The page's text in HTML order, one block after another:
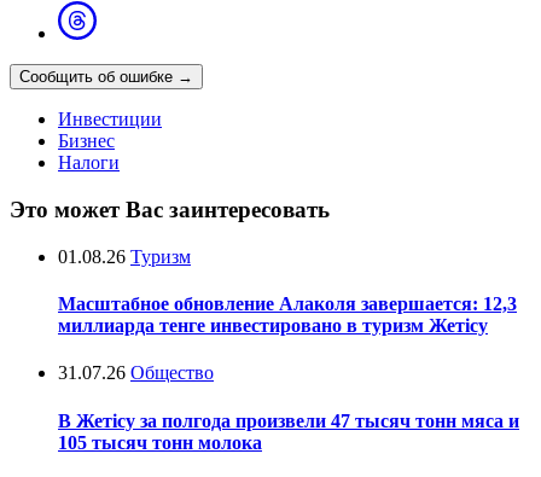
Сообщить об ошибке →
Инвестиции
Бизнес
Налоги
Это может Вас заинтересовать
01.08.26 Туризм
Масштабное обновление Алаколя завершается: 12,3
миллиарда тенге инвестировано в туризм Жетісу
31.07.26 Общество
В Жетісу за полгода произвели 47 тысяч тонн мяса и
105 тысяч тонн молока